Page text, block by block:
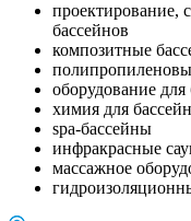
проектирование,
бассейнов
композитные
оборудование для
химия для
spa-бассейны
инфракрасные
массажное